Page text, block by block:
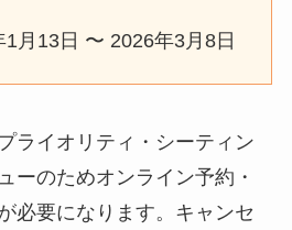
月13日 〜 2026年3月8日
ライオリティ・シーティン
ーのためオンライン予約・
必要になります。キャンセ